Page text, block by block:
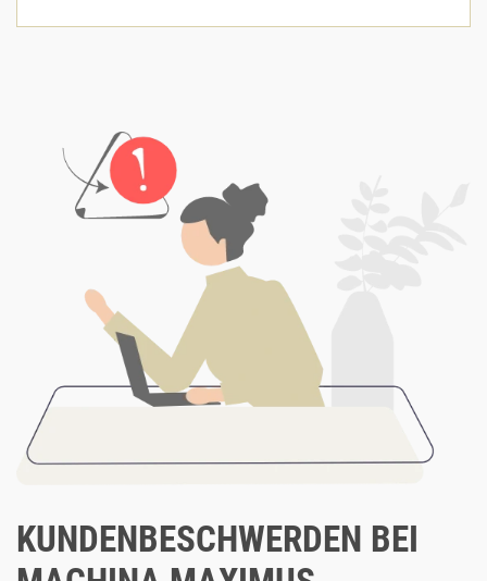
KUNDENBESCHWERDEN BEI